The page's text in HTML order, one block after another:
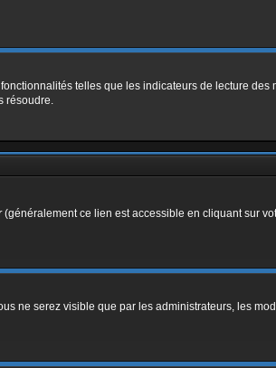
telles que les indicateurs de lecture des
résoudre.
(généralement ce lien est accessible en cliquant sur
ne serez visible que par les administrateurs, les